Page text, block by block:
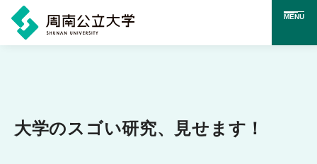
MENU
大学のスゴい研究、見せます！